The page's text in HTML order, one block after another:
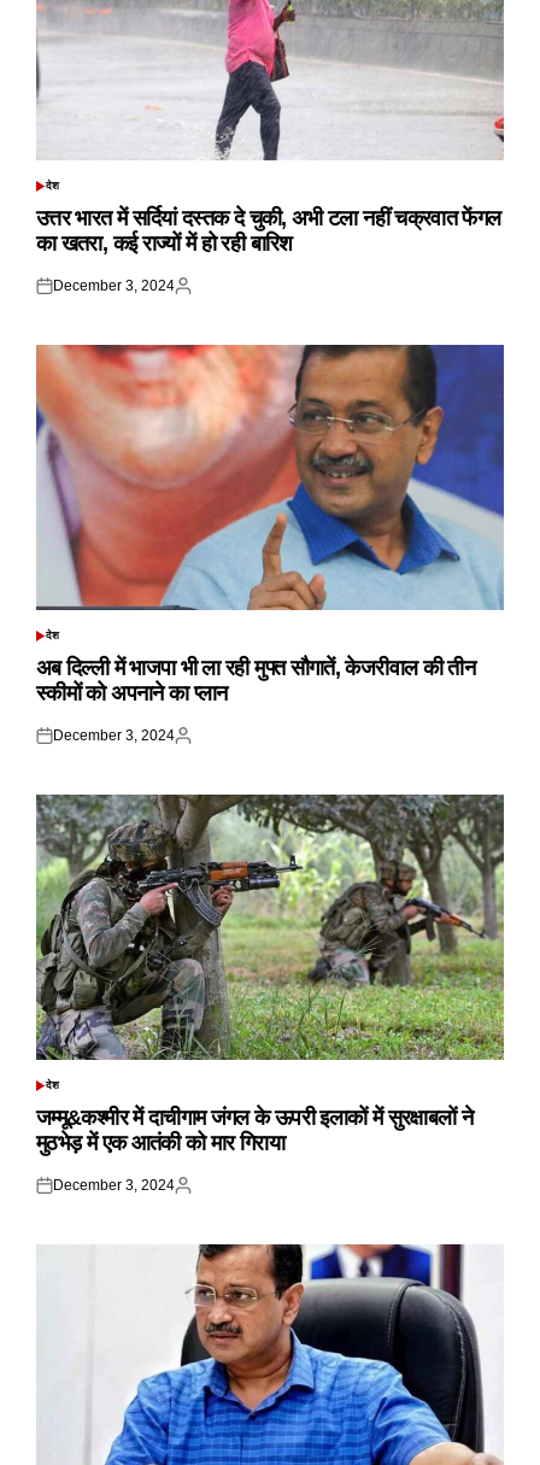
POSTED
देश
उत्तर भारत में सर्दियां दस्तक दे चुकी, अभी टला नहीं चक्रवात फेंगल
का खतरा, कई राज्यों में हो रही बारिश
Posted
December 3, 2024
Posted
POSTED
देश
अब दिल्ली में भाजपा भी ला रही मुफ्त सौगातें, केजरीवाल की तीन
स्कीमों को अपनाने का प्लान
Posted
December 3, 2024
Posted
POSTED
देश
जम्मू&कश्मीर में दाचीगाम जंगल के ऊपरी इलाकों में सुरक्षाबलों ने
मुठभेड़ में एक आतंकी को मार गिराया
Posted
December 3, 2024
Posted